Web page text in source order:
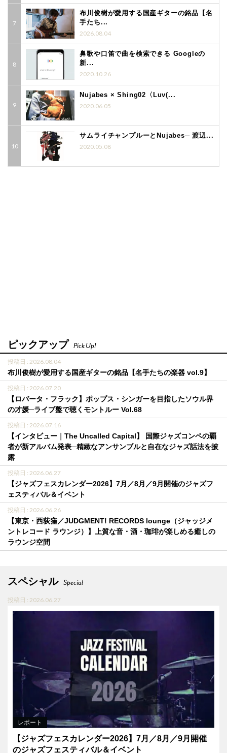
布川俊樹が愛用する国産ギターの銘品【名
手たち...
2026.08.04
鼻歌や口笛で曲を検索できる Googleの
新...
2020.10.26
Nujabes × Shing02〈Luv(...
2020.06.05
サムライチャンプルーとNujabes─ 渡辺...
2020.05.08
ピックアップ Pick Up!
投稿日 : 2026.08.04
布川俊樹が愛用する国産ギターの銘品【名手たちの楽器 vol.9】
投稿日 : 2026.07.20
【ロバータ・フラック】ポップス・シンガーを目指したソウル界
の才媛─ライブ盤で聴くモントルー Vol.68
投稿日 : 2026.07.16
【インタビュー｜The Uncalled Capital】 国際ジャズコンペの覇
者が新アルバム発表─精緻なアンサンブルと自在なジャズ話法を披
露
投稿日 : 2026.06.27
【ジャズフェスカレンダー2026】7月／8月／9月開催のジャズフ
ェスティバル＆イベント
投稿日 : 2026.06.26
【東京・西荻窪／JUDGMENT! RECORDS lounge（ジャッジメ
ントレコード ラウンジ）】上質な音・酒・珈琲が楽しめる癒しの
ラウンジ空間
スペシャル Special
投稿日 : 2026.06.27
レポート
【ジャズフェスカレンダー2026】7月／8月／9月開催
のジャズフェスティバル＆イベント